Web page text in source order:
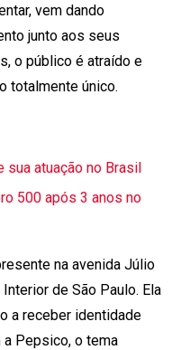
vem dando
junto aos seus
o público é atraído e
totalmente único.
sua atuação no Brasil
500 após 3 anos no
na avenida Júlio
de São Paulo. Ela
a receber identidade
a Pepsico, o tema